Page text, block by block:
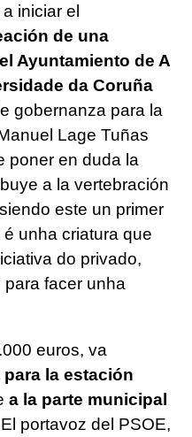
iniciar el
de una
Ayuntamiento de A
da Coruña
gobernanza para la
Lage Tuñas
poner en duda la
a la vertebración
este un primer
unha criatura que
do privado,
facer unha
euros, va
para la estación
a la parte municipal
El portavoz del PSOE,